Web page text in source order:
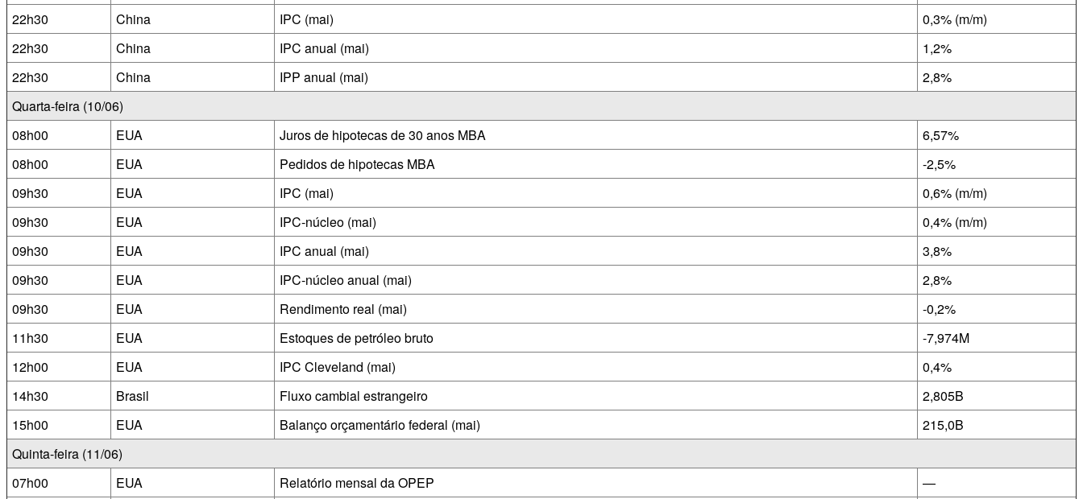
22h30
China IPC (mai)
0,3% (m/m)
22h30
China IPC anual (mai)
1,2%
22h30
China IPP anual (mai)
2,8%
Quarta-feira (10/06)
08h00
EUA Juros de hipotecas de 30 anos MBA
6,57%
08h00
EUA Pedidos de hipotecas MBA
-2,5%
09h30
EUA IPC (mai)
0,6% (m/m)
09h30
EUA IPC-núcleo (mai)
0,4% (m/m)
09h30
EUA IPC anual (mai)
3,8%
09h30
EUA IPC-núcleo anual (mai)
2,8%
09h30
EUA Rendimento real (mai)
-0,2%
11h30
EUA Estoques de petróleo bruto
-7,974M
12h00
EUA IPC Cleveland (mai)
0,4%
14h30
Brasil Fluxo cambial estrangeiro
2,805B
15h00
EUA Balanço orçamentário federal (mai)
215,0B
Quinta-feira (11/06)
07h00
EUA Relatório mensal da OPEP —